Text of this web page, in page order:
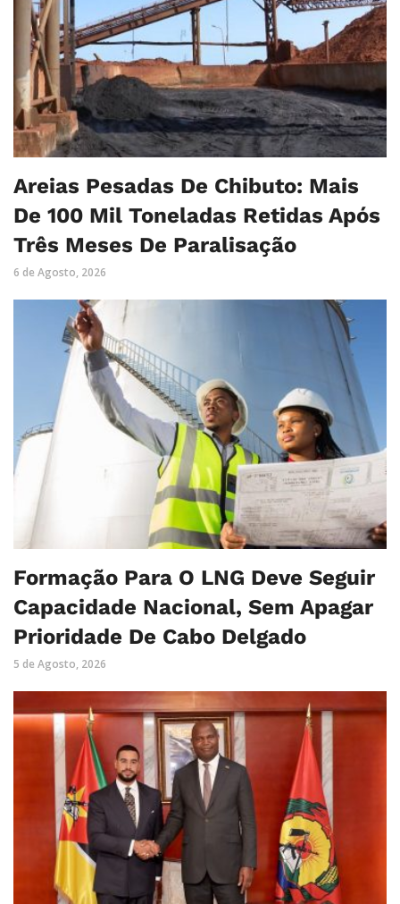
Areias Pesadas De Chibuto: Mais
De 100 Mil Toneladas Retidas Após
Três Meses De Paralisação
6 de Agosto, 2026
Formação Para O LNG Deve Seguir
Capacidade Nacional, Sem Apagar
Prioridade De Cabo Delgado
5 de Agosto, 2026